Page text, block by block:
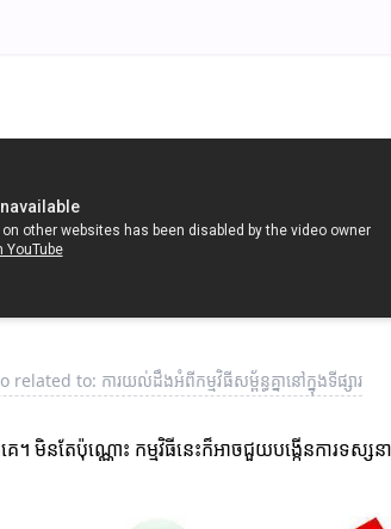
to: ការយល់ដឹងអំពីកម្មវិធីសម្ព័ន្ធគ្នានៅក្នុងទីផ្សារ
។ មិនតែប៉ុណ្ណោះ កម្មវិធីនេះក៏អាចជួយបង្កើនការទស្